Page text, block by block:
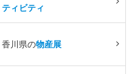
ティビティ
香川県の物産展